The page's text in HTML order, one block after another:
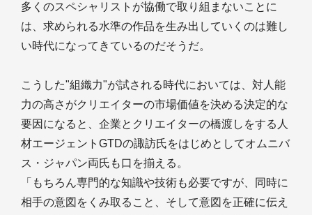
多くのスペシャリストが協働で取り組まないことに
は、求められる水準の作品を生み出していくのは難し
い時代になってきているのだそうだ。
こうした"組織力"が試される時代においては、対人能
力の高さがクリエイターの市場価値を決める決定的な
要因になると、企業とクリエイターの橋渡しをする人
材エージェントGTDの諏訪氏をはじめとしてオムニバ
ス・ジャパン両氏も口を揃える。
「もちろん専門的な知識や技術も必要ですが、同時に
相手の意図をくみ取ること、そして意図を正確に伝え